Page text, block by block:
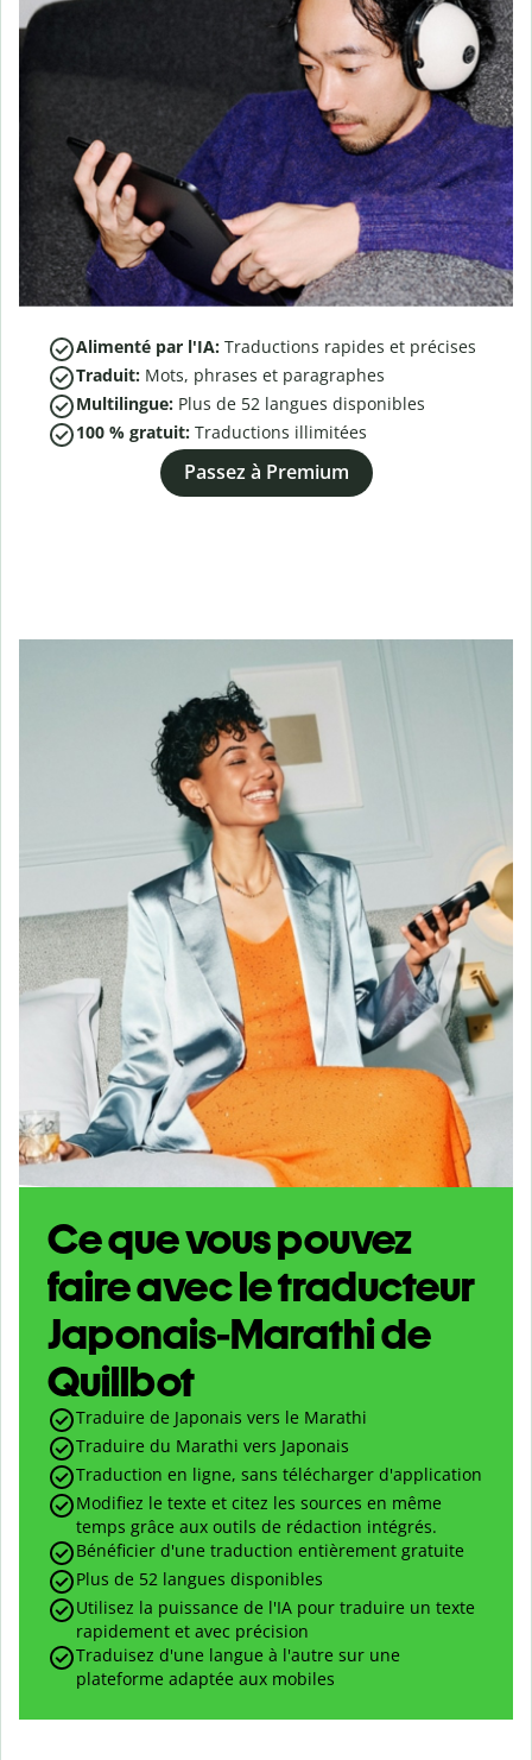
Alimenté par l'IA: Traductions rapides et précises
Traduit: Mots, phrases et paragraphes
Multilingue: Plus de 52 langues disponibles
100 % gratuit: Traductions illimitées
Passez à Premium
Ce que vous pouvez
faire avec le traducteur
Japonais-Marathi de
Quillbot
Traduire de Japonais vers le Marathi
Traduire du Marathi vers Japonais
Traduction en ligne, sans télécharger d'application
Modifiez le texte et citez les sources en même
temps grâce aux outils de rédaction intégrés.
Bénéficier d'une traduction entièrement gratuite
Plus de 52 langues disponibles
Utilisez la puissance de l'IA pour traduire un texte
rapidement et avec précision
Traduisez d'une langue à l'autre sur une
plateforme adaptée aux mobiles